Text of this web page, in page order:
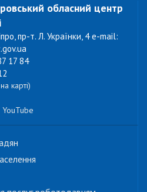
обласний центр
пр-т. Л. Українки, 4 e-mail:
17 84
карті)
YouTube